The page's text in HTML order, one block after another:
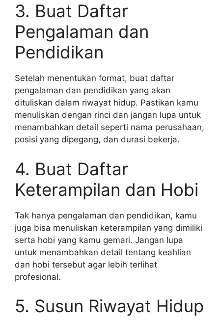
3. Buat Daftar
Pengalaman dan
Pendidikan
Setelah menentukan format, buat daftar
pengalaman dan pendidikan yang akan
dituliskan dalam riwayat hidup. Pastikan kamu
menuliskan dengan rinci dan jangan lupa untuk
menambahkan detail seperti nama perusahaan,
posisi yang dipegang, dan durasi bekerja.
4. Buat Daftar
Keterampilan dan Hobi
Tak hanya pengalaman dan pendidikan, kamu
juga bisa menuliskan keterampilan yang dimiliki
serta hobi yang kamu gemari. Jangan lupa
untuk menambahkan detail tentang keahlian
dan hobi tersebut agar lebih terlihat
profesional.
5. Susun Riwayat Hidup